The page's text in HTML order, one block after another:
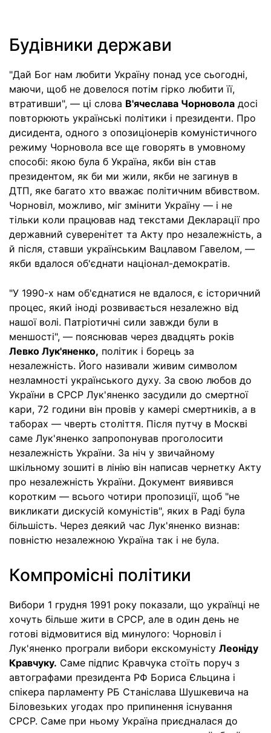
Будівники держави
"Дай Бог нам любити Україну понад усе сьогодні,
маючи, щоб не довелося потім гірко любити її,
втративши", — ці слова В'ячеслава Чорновола досі
повторюють українські політики і президенти. Про
дисидента, одного з опозиціонерів комуністичного
режиму Чорновола все ще говорять в умовному
способі: якою була б Україна, якби він став
президентом, як би ми жили, якби не загинув в
ДТП, яке багато хто вважає політичним вбивством.
Чорновіл, можливо, міг змінити Україну — і не
тільки коли працював над текстами Декларації про
державний суверенітет та Акту про незалежність, а
й після, ставши українським Вацлавом Гавелом, —
якби вдалося об'єднати націонал-демократів.
"У 1990-х нам об'єднатися не вдалося, є історичний
процес, який іноді розвивається незалежно від
нашої волі. Патріотичні сили завжди були в
меншості", — пояснював через двадцять років
Левко Лук'яненко, політик і борець за
незалежність. Його називали живим символом
незламності українського духу. За свою любов до
України в СРСР Лук'яненко засудили до смертної
кари, 72 години він провів у камері смертників, а в
таборах — чверть століття. Після путчу в Москві
саме Лук'яненко запропонував проголосити
незалежність України. За ніч у звичайному
шкільному зошиті в лінію він написав чернетку Акту
про незалежність України. Документ виявився
коротким — всього чотири пропозиції, щоб "не
викликати дискусій комуністів", яких в Раді була
більшість. Через деякий час Лук'яненко визнав:
повністю незалежною Україна так і не була.
Компромісні політики
Вибори 1 грудня 1991 року показали, що українці не
хочуть більше жити в СРСР, але в один день не
готові відмовитися від минулого: Чорновіл і
Лук'яненко програли вибори екскомуністу Леоніду
Кравчуку. Саме підпис Кравчука стоїть поруч з
автографами президента РФ Бориса Єльцина і
спікера парламенту РБ Станіслава Шушкевича на
Біловезьких угодах про припинення існування
СРСР. Саме при ньому Україна приєдналася до